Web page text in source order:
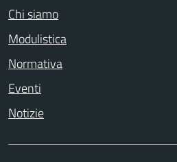
Chi siamo
Modulistica
Normativa
Eventi
Notizie